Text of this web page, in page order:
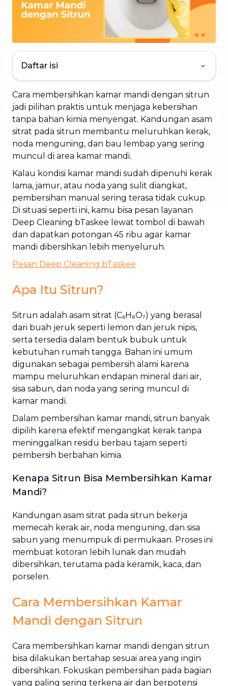
Daftar isi
Cara membersihkan kamar mandi dengan sitrun
jadi pilihan praktis untuk menjaga kebersihan
tanpa bahan kimia menyengat. Kandungan asam
sitrat pada sitrun membantu meluruhkan kerak,
noda menguning, dan bau lembap yang sering
muncul di area kamar mandi.
Kalau kondisi kamar mandi sudah dipenuhi kerak
lama, jamur, atau noda yang sulit diangkat,
pembersihan manual sering terasa tidak cukup.
Di situasi seperti ini, kamu bisa pesan layanan
Deep Cleaning bTaskee lewat tombol di bawah
dan dapatkan potongan 45 ribu agar kamar
mandi dibersihkan lebih menyeluruh.
Pesan Deep Cleaning bTaskee
Apa Itu Sitrun?
Sitrun adalah asam sitrat (C₆H₈O₇) yang berasal
dari buah jeruk seperti lemon dan jeruk nipis,
serta tersedia dalam bentuk bubuk untuk
kebutuhan rumah tangga. Bahan ini umum
digunakan sebagai pembersih alami karena
mampu meluruhkan endapan mineral dari air,
sisa sabun, dan noda yang sering muncul di
kamar mandi.
Dalam pembersihan kamar mandi, sitrun banyak
dipilih karena efektif mengangkat kerak tanpa
meninggalkan residu berbau tajam seperti
pembersih berbahan kimia.
Kenapa Sitrun Bisa Membersihkan Kamar
Mandi?
Kandungan asam sitrat pada sitrun bekerja
memecah kerak air, noda menguning, dan sisa
sabun yang menumpuk di permukaan. Proses ini
membuat kotoran lebih lunak dan mudah
dibersihkan, terutama pada keramik, kaca, dan
porselen.
Cara Membersihkan Kamar
Mandi dengan Sitrun
Cara membersihkan kamar mandi dengan sitrun
bisa dilakukan bertahap sesuai area yang ingin
dibersihkan. Fokuskan pembersihan pada bagian
yang paling sering terkena air dan berpotensi